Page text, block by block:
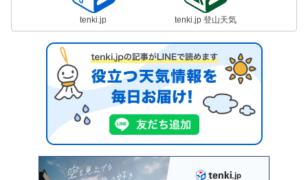
tenki.jp tenki.jp 登山天気